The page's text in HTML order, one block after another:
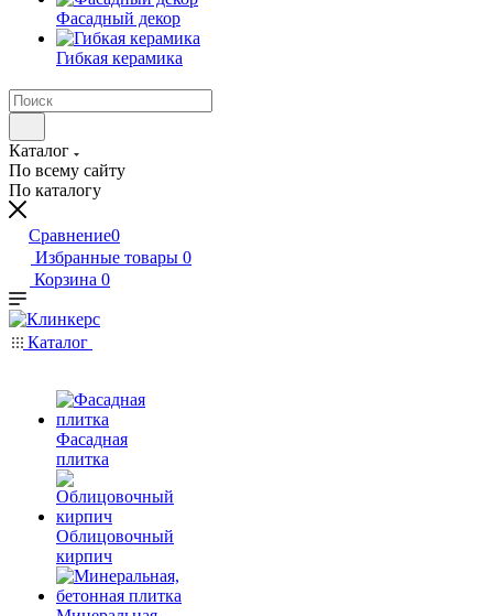
Фасадный декор
Гибкая керамика
Каталог
По всему сайту
По каталогу
Сравнение0
Избранные товары 0
Корзина 0
Каталог
Фасадная
плитка
Облицовочный
кирпич